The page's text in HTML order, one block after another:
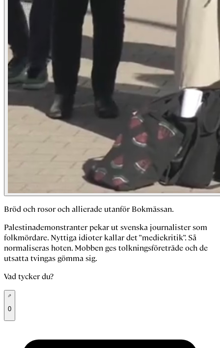
Bröd och rosor och allierade utanför Bokmässan.
Palestinademonstranter pekar ut svenska journalister som
folkmördare. Nyttiga idioter kallar det ”mediekritik”. Så
normaliseras hoten. Mobben ges tolkningsföreträde och de
utsatta tvingas gömma sig.
Vad tycker du?
0